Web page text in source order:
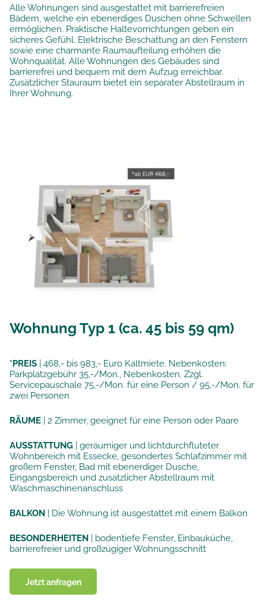
Alle Wohnungen sind ausgestattet mit barrierefreien
Bädern, welche ein ebenerdiges Duschen ohne Schwellen
ermöglichen. Praktische Haltevorrichtungen geben ein
sicheres Gefühl. Elektrische Beschattung an den Fenstern
sowie eine charmante Raumaufteilung erhöhen die
Wohnqualität. Alle Wohnungen des Gebäudes sind
barrierefrei und bequem mit dem Aufzug erreichbar.
Zusätzlicher Stauraum bietet ein separater Abstellraum in
Ihrer Wohnung.
Wohnung Typ 1 (ca. 45 bis 59 qm)
*PREIS | 468,- bis 983,- Euro Kaltmiete. Nebenkosten:
Parkplatzgebühr 35,-/Mon., Nebenkosten. Zzgl.
Servicepauschale 75,-/Mon. für eine Person / 95,-/Mon. für
zwei Personen
RÄUME | 2 Zimmer, geeignet für eine Person oder Paare
AUSSTATTUNG | geräumiger und lichtdurchfluteter
Wohnbereich mit Essecke, gesondertes Schlafzimmer mit
großem Fenster, Bad mit ebenerdiger Dusche,
Eingangsbereich und zusätzlicher Abstellraum mit
Waschmaschinenanschluss
BALKON Die Wohnung ist ausgestattet mit einem Balkon
BESONDERHEITEN
bodentiefe Fenster, Einbauküche,
barrierefreier und großzügiger Wohnungsschnitt
Jetzt anfragen